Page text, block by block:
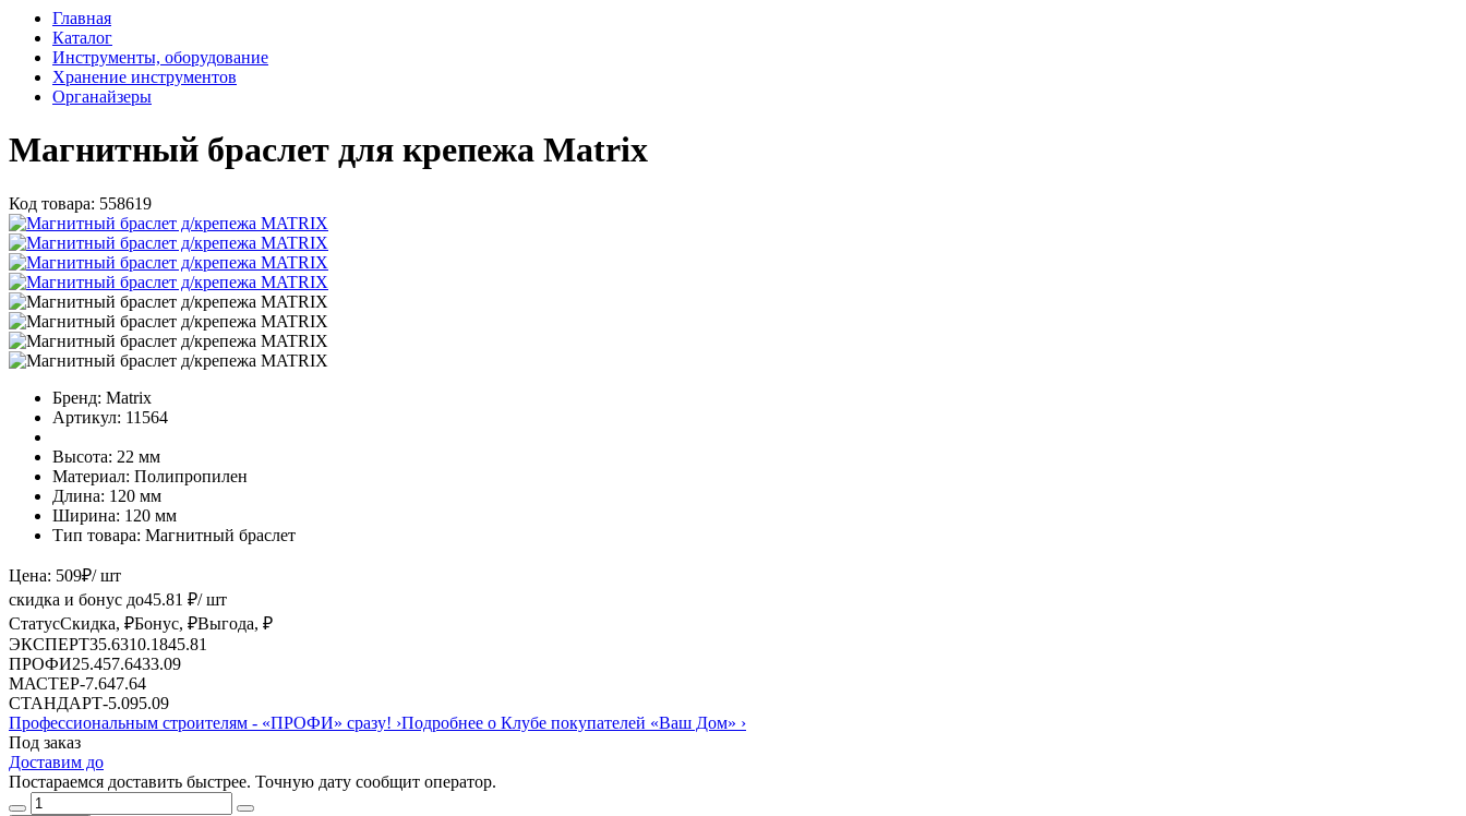
Главная
Каталог
Инструменты, оборудование
Хранение инструментов
Органайзеры
Магнитный браслет для крепежа Matrix
Код товара: 558619
Бренд: Matrix
Артикул: 11564
Высота: 22 мм
Материал: Полипропилен
Длина: 120 мм
Ширина: 120 мм
Тип товара: Магнитный браслет
Цена: 509₽/ шт
скидка и бонус до45.81 ₽/ шт
СтатусСкидка, ₽Бонус, ₽Выгода, ₽
ЭКСПЕРТ35.6310.1845.81
ПРОФИ25.457.6433.09
МАСТЕР-7.647.64
СТАНДАРТ-5.095.09
Профессиональным строителям - «ПРОФИ» сразу! ›Подробнее о Клубе покупателей «Ваш Дом» ›
Под заказ
Доставим до
Постараемся доставить быстрее. Точную дату сообщит оператор.